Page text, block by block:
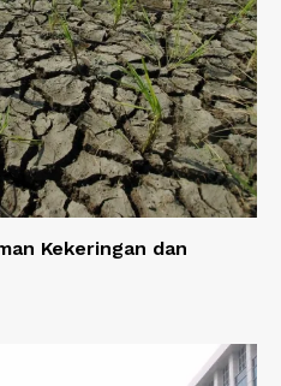
Kekeringan dan